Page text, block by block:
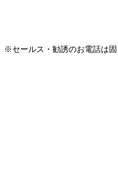
※セールス・勧誘のお電話は固